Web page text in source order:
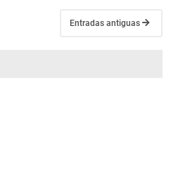
Entradas antiguas